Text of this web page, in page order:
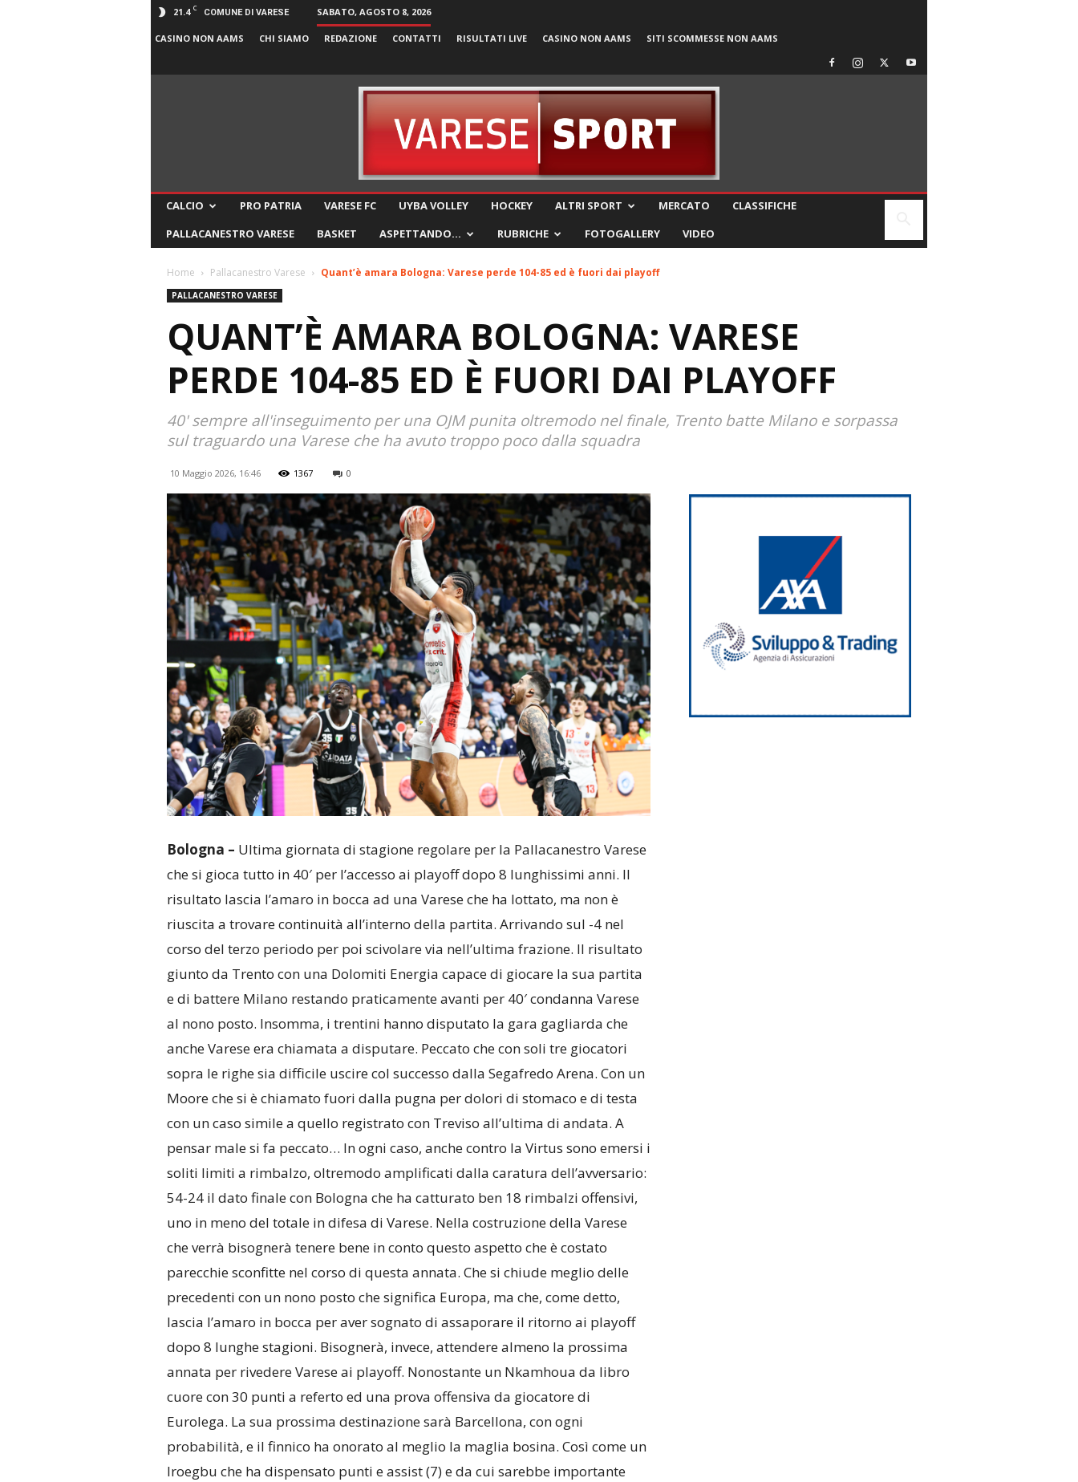
21.4 C COMUNE DI VARESE SABATO, AGOSTO 8, 2026
CASINO NON AAMS CHI SIAMO REDAZIONE CONTATTI RISULTATI LIVE CASINO NON AAMS SITI SCOMMESSE NON AAMS
CALCIO PRO PATRIA VARESE FC UYBA VOLLEY HOCKEY ALTRI SPORT MERCATO
CLASSIFICHE
PALLACANESTRO VARESE
BASKET ASPETTANDO… RUBRICHE FOTOGALLERY VIDEO
Home Pallacanestro Varese Quant’è amara Bologna: Varese perde 104-85 ed è fuori dai playoff
PALLACANESTRO VARESE
QUANT’È AMARA BOLOGNA: VARESE
PERDE 104-85 ED È FUORI DAI PLAYOFF
40' sempre all'inseguimento per una OJM punita oltremodo nel finale, Trento batte Milano e sorpassa
sul traguardo una Varese che ha avuto troppo poco dalla squadra
10 Maggio 2026, 16:46 1367 0
Bologna – Ultima giornata di stagione regolare per la Pallacanestro Varese
che si gioca tutto in 40′ per l’accesso ai playoff dopo 8 lunghissimi anni. Il
risultato lascia l’amaro in bocca ad una Varese che ha lottato, ma non è
riuscita a trovare continuità all’interno della partita. Arrivando sul -4 nel
corso del terzo periodo per poi scivolare via nell’ultima frazione. Il risultato
giunto da Trento con una Dolomiti Energia capace di giocare la sua partita
e di battere Milano restando praticamente avanti per 40′ condanna Varese
al nono posto. Insomma, i trentini hanno disputato la gara gagliarda che
anche Varese era chiamata a disputare. Peccato che con soli tre giocatori
sopra le righe sia difficile uscire col successo dalla Segafredo Arena. Con un
Moore che si è chiamato fuori dalla pugna per dolori di stomaco e di testa
con un caso simile a quello registrato con Treviso all’ultima di andata. A
pensar male si fa peccato… In ogni caso, anche contro la Virtus sono emersi i
soliti limiti a rimbalzo, oltremodo amplificati dalla caratura dell’avversario:
54-24 il dato finale con Bologna che ha catturato ben 18 rimbalzi offensivi,
uno in meno del totale in difesa di Varese. Nella costruzione della Varese
che verrà bisognerà tenere bene in conto questo aspetto che è costato
parecchie sconfitte nel corso di questa annata. Che si chiude meglio delle
precedenti con un nono posto che significa Europa, ma che, come detto,
lascia l’amaro in bocca per aver sognato di assaporare il ritorno ai playoff
dopo 8 lunghe stagioni. Bisognerà, invece, attendere almeno la prossima
annata per rivedere Varese ai playoff. Nonostante un Nkamhoua da libro
cuore con 30 punti a referto ed una prova offensiva da giocatore di
Eurolega. La sua prossima destinazione sarà Barcellona, con ogni
probabilità, e il finnico ha onorato al meglio la maglia bosina. Così come un
Iroegbu che ha dispensato punti e assist (7) e da cui sarebbe importante